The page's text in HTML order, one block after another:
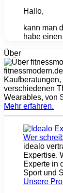
Hallo,
kann man
habe
Über
verschiedenen
Wearables, von
Mehr erfahren.
idealo
Expertise.
Experte in
Sport und
Unsere